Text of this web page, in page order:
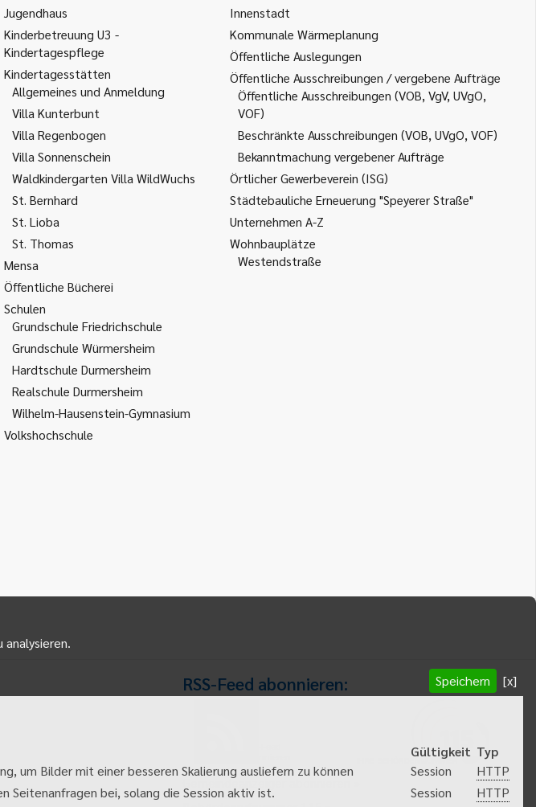
Jugendhaus
Kinderbetreuung U3 -
Kindertagespflege
Kindertagesstätten
Allgemeines und Anmeldung
Villa Kunterbunt
Villa Regenbogen
Villa Sonnenschein
Waldkindergarten Villa WildWuchs
St. Bernhard
St. Lioba
St. Thomas
Mensa
Öffentliche Bücherei
Schulen
Grundschule Friedrichschule
Grundschule Würmersheim
Hardtschule Durmersheim
Realschule Durmersheim
Wilhelm-Hausenstein-Gymnasium
Volkshochschule
Innenstadt
Kommunale Wärmeplanung
Öffentliche Auslegungen
Öffentliche Ausschreibungen / vergebene Aufträge
Öffentliche Ausschreibungen (VOB, VgV, UVgO,
VOF)
Beschränkte Ausschreibungen (VOB, UVgO, VOF)
Bekanntmachung vergebener Aufträge
Örtlicher Gewerbeverein (ISG)
Städtebauliche Erneuerung "Speyerer Straße"
Unternehmen A-Z
Wohnbauplätze
Westendstraße
RSS-Feed abonnieren:
Gemeindeanzeiger abonnieren
Speichern [x]
Gültigkeit Typ
um Bilder mit einer besseren Skalierung ausliefern zu können Session
HTTP
Seitenanfragen bei, solang die Session aktiv ist. Session
HTTP